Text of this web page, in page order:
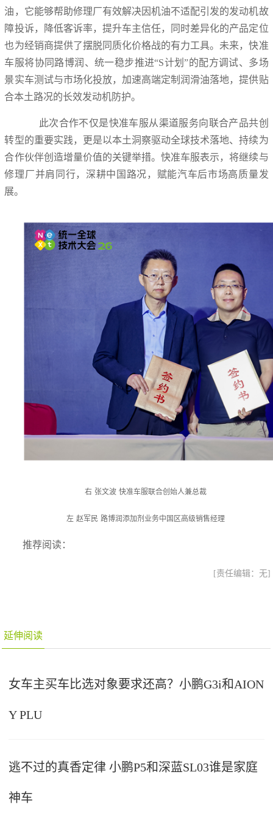
油，它能够帮助修理厂有效解决因机油不适配引发的发动机故
障投诉，降低客诉率，提升车主信任，同时差异化的产品定位
也为经销商提供了摆脱同质化价格战的有力工具。未来，快准
车服将协同路博润、统一稳步推进“S计划”的配方调试、多场
景实车测试与市场化投放，加速高端定制润滑油落地，提供贴
合本土路况的长效发动机防护。
此次合作不仅是快准车服从渠道服务向联合产品共创
转型的重要实践，更是以本土洞察驱动全球技术落地、持续为
合作伙伴创造增量价值的关键举措。快准车服表示，将继续与
修理厂并肩同行，深耕中国路况，赋能汽车后市场高质量发
展。
右 张文波 快准车服联合创始人兼总裁
左 赵军民 路博润添加剂业务中国区高级销售经理
推荐阅读：
[责任编辑：无]
延伸阅读
女车主买车比选对象要求还高？小鹏G3i和AION
Y PLU
逃不过的真香定律 小鹏P5和深蓝SL03谁是家庭
神车